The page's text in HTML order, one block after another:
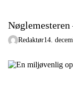
Redaktør14.